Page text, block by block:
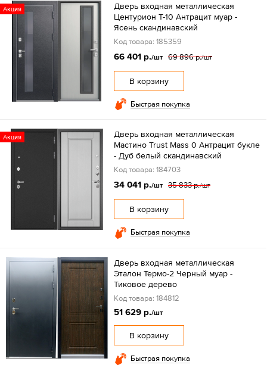
Акция
Дверь входная металлическая
Центурион Т-10 Антрацит муар -
Ясень скандинавский
Код товара: 185359
66 401 р./шт 69 896 р./шт
В корзину
Быстрая покупка
Акция
Дверь входная металлическая
Мастино Trust Mass 0 Антрацит букле
- Дуб белый скандинавский
Код товара: 184703
34 041 р./шт 35 833 р./шт
В корзину
Быстрая покупка
Дверь входная металлическая
Эталон Термо-2 Черный муар -
Тиковое дерево
Код товара: 184812
51 629 р./шт
В корзину
Быстрая покупка